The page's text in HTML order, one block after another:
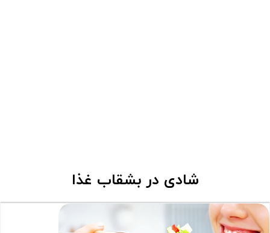
شادی در بشقاب غذا